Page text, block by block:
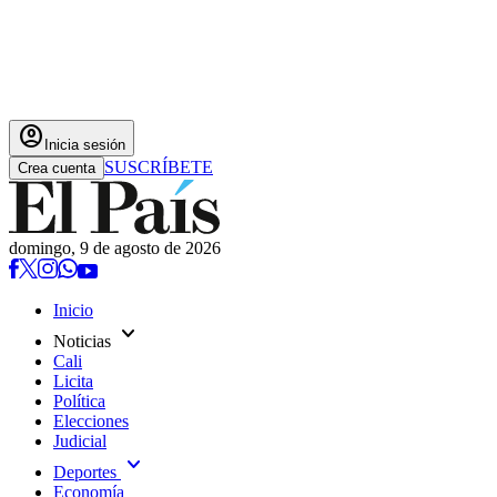
account_circle Inicia sesión
Crea cuenta SUSCRÍBETE
domingo, 9 de agosto de 2026
Inicio
Noticias expand_more
Cali
Licita
Política
Elecciones
Judicial
Deportes expand_more
Economía